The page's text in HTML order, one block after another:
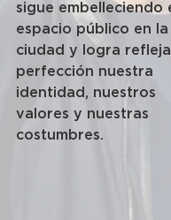
sigue embelleciendo
espacio público en la
ciudad y logra
perfección nuestra
identidad, nuestros
valores y nuestras
costumbres.